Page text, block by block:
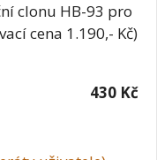
clonu HB-93 pro
cena 1.190,- Kč)
430 Kč